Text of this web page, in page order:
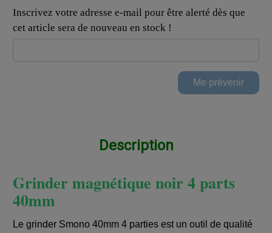
Inscrivez votre adresse e-mail pour être alerté dès que
cet article sera de nouveau en stock !
Description
Grinder magnétique noir 4 parts
40mm
Le grinder Smono 40mm 4 parties est un outil de qualité